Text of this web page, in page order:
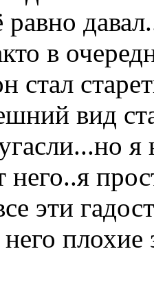
в
стал
вид
я
него..я
эти